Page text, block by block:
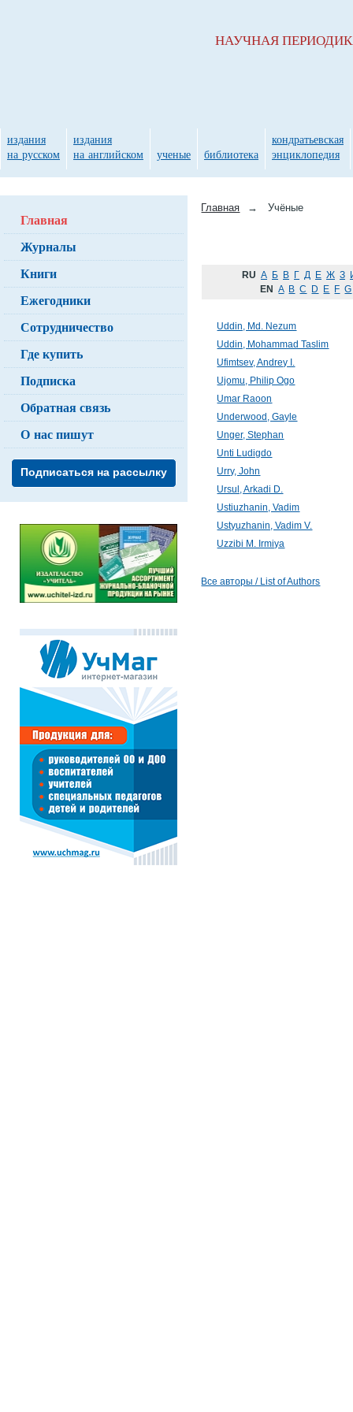
Главная → Учёные
RU А Б В Г Д Е Ж З
EN A B C D E F G
Uddin, Md. Nezum
Uddin, Mohammad Taslim
Ufimtsev, Andrey I.
Ujomu, Philip Ogo
Umar Raoon
Underwood, Gayle
Unger, Stephan
Unti Ludigdo
Urry, John
Ursul, Arkadi D.
Ustiuzhanin, Vadim
Ustyuzhanin, Vadim V.
Uzzibi M. Irmiya
Все авторы / List of Authors
Главная
Журналы
Книги
Ежегодники
Сотрудничество
Где купить
Подписка
Обратная связь
О нас пишут
Подписаться на рассылку
НАУЧНАЯ
издания
на русском
издания
на английском
ученые библиотека
кондратьевская
энциклопедия